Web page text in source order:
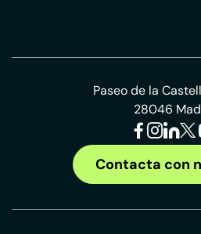
Paseo de la
28046
Contacta con